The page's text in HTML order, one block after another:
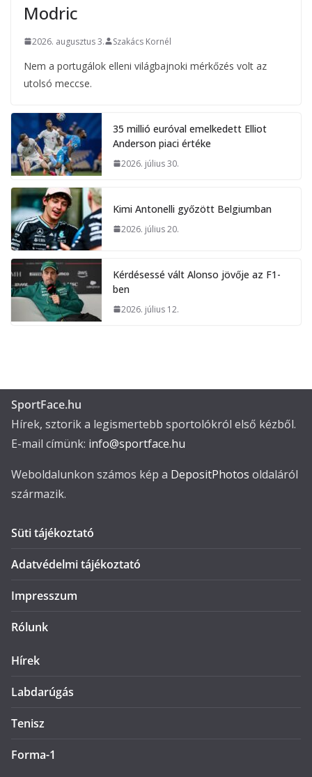
Modric
2026. augusztus 3. Szakács Kornél
Nem a portugálok elleni világbajnoki mérkőzés volt az
utolsó meccse.
35 millió euróval emelkedett Elliot
Anderson piaci értéke
2026. július 30.
Kimi Antonelli győzött Belgiumban
2026. július 20.
Kérdésessé vált Alonso jövője az F1-
ben
2026. július 12.
SportFace.hu
Hírek, sztorik a legismertebb sportolókról első kézből.
E-mail címünk: info@sportface.hu
Weboldalunkon számos kép a DepositPhotos oldaláról
származik.
Süti tájékoztató
Adatvédelmi tájékoztató
Impresszum
Rólunk
Hírek
Labdarúgás
Tenisz
Forma-1